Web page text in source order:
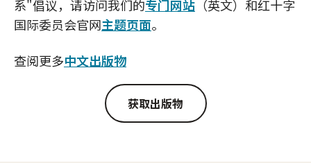
系"倡议，请访问我们的专门网站 （英文）和红十字
国际委员会官网主题页面。
查阅更多中文出版物
获取出版物